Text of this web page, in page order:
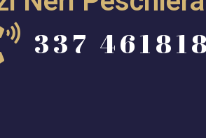
337 461818